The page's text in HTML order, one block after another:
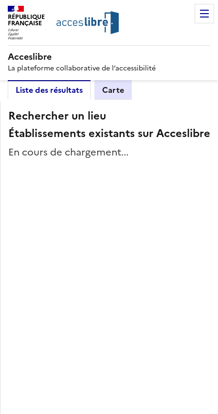
RÉPUBLIQUE
FRANÇAISE
Acceslibre
La plateforme collaborative de l’accessibilité
Liste des résultats Carte
Rechercher un lieu
Établissements existants sur Acceslibre
En cours de chargement...